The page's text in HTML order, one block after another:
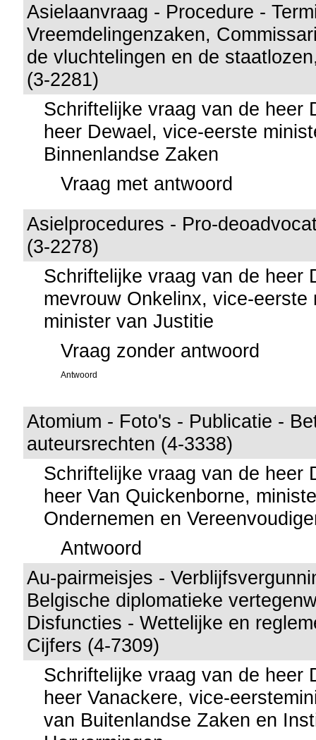
Asielaanvraag - Procedure -
Vreemdelingenzaken,
de vluchtelingen en de
(3-2281)
Schriftelijke vraag van de heer
heer Dewael, vice-eerste
Binnenlandse Zaken
Vraag met antwoord
Asielprocedures - Pro-
(3-2278)
Schriftelijke vraag van de heer
mevrouw Onkelinx, vice-eerste
minister van Justitie
Vraag zonder antwoord
Antwoord
Atomium - Foto's - Publicatie -
auteursrechten (4-3338)
Schriftelijke vraag van de heer
heer Van Quickenborne,
Ondernemen en
Antwoord
Au-pairmeisjes -
Belgische diplomatieke
Disfuncties - Wettelijke en
Cijfers (4-7309)
Schriftelijke vraag van de heer
heer Vanackere, vice-
van Buitenlandse Zaken en